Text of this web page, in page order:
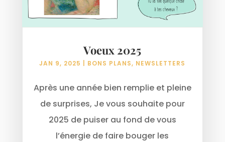
Voeux 2025
JAN 9, 2025 BONS PLANS, NEWSLETTERS
Après une année bien remplie et pleine
de surprises, Je vous souhaite pour
2025 de puiser au fond de vous
l’énergie de faire bouger les